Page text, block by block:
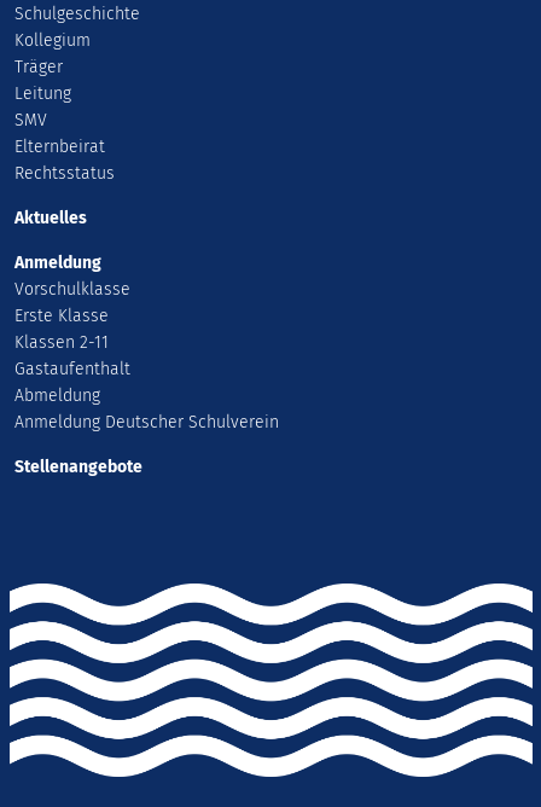
Schulgeschichte
Kollegium
Träger
Leitung
SMV
Elternbeirat
Rechtsstatus
Aktuelles
Anmeldung
Vorschulklasse
Erste Klasse
Klassen 2-11
Gastaufenthalt
Abmeldung
Anmeldung Deutscher Schulverein
Stellenangebote